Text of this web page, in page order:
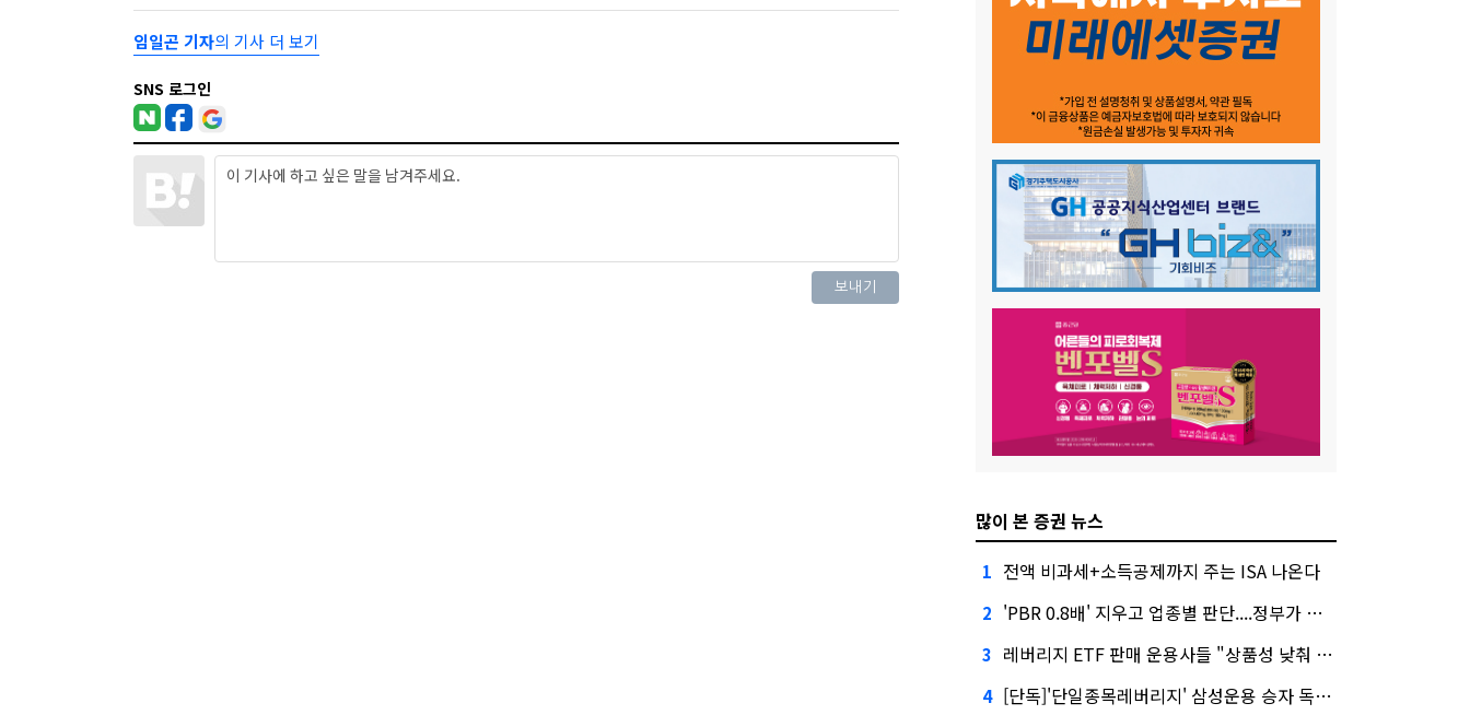
임일곤 기자의 기사 더 보기
SNS 로그인
많이 본 증권 뉴스
1 전액 비과세+소득공제까지 주는 ISA 나온다
2 'PBR 0.8배' 지우고 업종별 판단....정부가 제시한 '주가 누르기' 방지법
3 레버리지 ETF 판매 운용사들 "상품성 낮춰 사라지게 해야"…일부 신중론도
4 [단독]'단일종목레버리지' 삼성운용 승자 독식...운용수익 미래에셋의 6배